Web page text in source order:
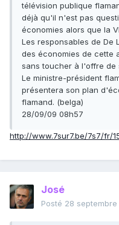
télévision publique
déjà qu'il n'est pas
économies alors que la
Les responsables de De
des économies de cette
sans toucher à l'offre de
Le ministre-président
présentera son plan
flamand. (belga)
28/09/09 08h57
http://www.7sur7.be/7s7/fr/
José
Posté 28 septembre